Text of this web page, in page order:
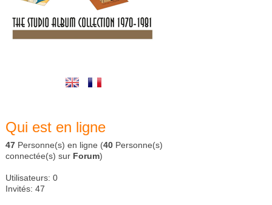
Qui est en ligne
47 Personne(s) en ligne (40 Personne(s)
connectée(s) sur Forum)
Utilisateurs: 0
Invités: 47